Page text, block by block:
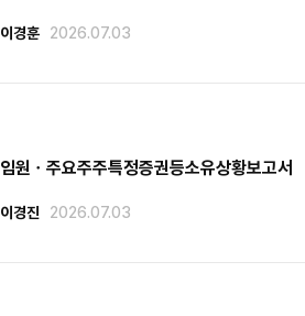
이경훈 2026.07.03
임원ㆍ주요주주특정증권등소유상황보고서
이경진 2026.07.03